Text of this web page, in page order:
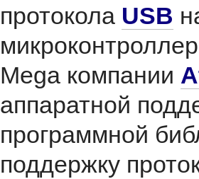
протокола USB
Mega компании
аппаратной
программной
поддержку